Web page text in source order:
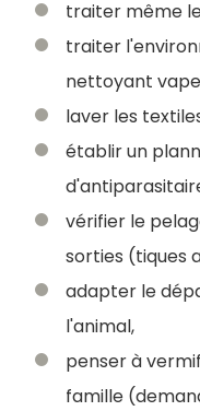
traiter même
traiter
nettoyant
laver les
établir un
vérifier le
sorties (tiques
adapter le
l'animal,
penser à
famille